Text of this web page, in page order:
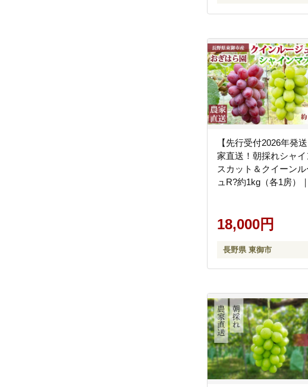
【先行受付2026年発
家直送！朝採れシャイ
スカット＆クイーンル
ュR?約1kg（各1房）
18,000円
長野県 東御市